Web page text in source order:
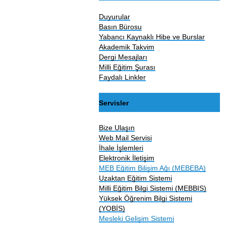
Duyurular
Basın Bürosu
Yabancı Kaynaklı Hibe ve Burslar
Akademik Takvim
Dergi Mesajları
Milli Eğitim Şurası
Faydalı Linkler
Servisler
Bize Ulaşın
Web Mail Servisi
İhale İşlemleri
Elektronik İletişim
MEB Eğitim Bilişim Ağı (MEBEBA)
Uzaktan Eğitim Sistemi
Milli Eğitim Bilgi Sistemi (MEBBIS)
Yüksek Öğrenim Bilgi Sistemi
(YOBİS)
Mesleki Gelişim Sistemi